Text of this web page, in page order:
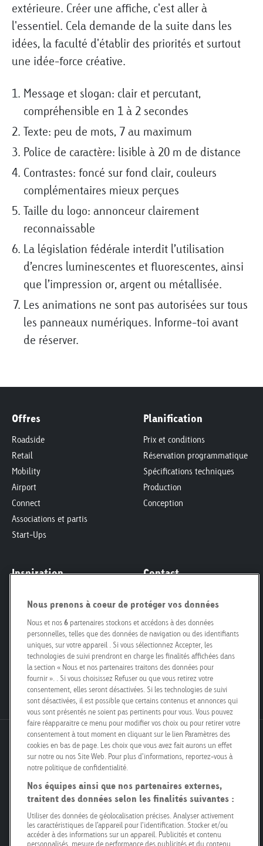
extérieure. Créer une affiche, c'est aller à
l'essentiel. Cela demande de la suite dans les
idées, la faculté d'établir des priorités et surtout
une idée-force créative.
Message et slogan: clair et percutant,
compréhensible en 1 à 2 secondes
Texte: peu de mots, 7 au maximum
Police de caractère: lisible à 20 m de distance
Contrastes: foncé sur fond clair, couleurs
complémentaires mieux perçues
Taille du logo: annonceur clairement
reconnaissable
La législation fédérale interdit l’utilisation
d’encres luminescentes et fluorescentes, ainsi
que l’impression or, argent ou métallisée.
Les animations ne sont pas autorisées sur tous
les panneaux numériques. Informe-toi avant
de réserver.
Offres
Roadside
Retail
Mobility
Airport
Connect
Associations et partis
Start-Ups
Planification
Prix et conditions
Réservation programmatique
Spécifications techniques
Production
Conception
Inspiration
Responsabilité Sociétale des
Entreprises
Smart City
Engagement
Poster Safari
Contact
Formulaire de contact
Personnes de contact
Pour propriétaires fonciers
Nos filiales
Kit média
Postes vacants
Goldbach Neo OOH AG
Bösch 67
6331 Hünenberg
info@goldbachneo.com
+41 58 455 50 00
Nous prenons à coeur de protéger vos données
Nous et nos6 partenaires stockons et accédons à des données
personnelles, telles que des données de navigation ou des identifiants
uniques, sur votre appareil . Si vous sélectionnez Accepter, les
technologies de suivi prendront en charge les finalités affichées dans
la section « Nous et nos partenaires traitons des données pour
fournir ». . Si vous choisissez Refuser ou que vous retirez votre
consentement, elles seront désactivées. Si les technologies de suivi
sont désactivées, il est possible que certains contenus et annonces qui
vous sont présentés ne soient pas pertinents pour vous. Vous pouvez
faire réapparaître ce menu pour modifier vos choix ou pour retirer votre
consentement à tout moment en cliquant sur le lien Paramètres des
cookies en bas de page. Les choix que vous avez fait aurons un effet
sur notre ou nos Site Web. Pour plus d’informations, reportez-vous à
notre politique de confidentialité.
Nos équipes ainsi que nos partenaires externes,
traitent des données selon les finalités suivantes :
Utiliser des données de géolocalisation précises. Analyser activement
les caractéristiques de l’appareil pour l’identification. Stocker et/ou
accéder à des informations sur un appareil. Publicités et contenu
personnalisés, mesure de performance des publicités et du contenu,